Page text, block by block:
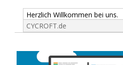
Herzlich Willkommen bei uns.
CYCROFT.de